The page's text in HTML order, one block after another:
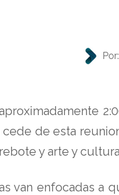
Por:
de esta
y arte y
van enfocadas a